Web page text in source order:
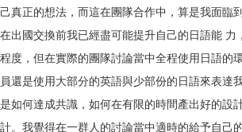
己真正的想法，而這在團隊合作中，算是我面臨
在出國交換前我已經盡可能提升自己的日語能 力
程度，但在實際的團隊討論當中全程使用日語的
員還是使用大部分的英語與少部份的日語來表達
是如何達成共識，如何在有限的時間產出好的設
計。我覺得在一群人的討論當中適時的給予自己